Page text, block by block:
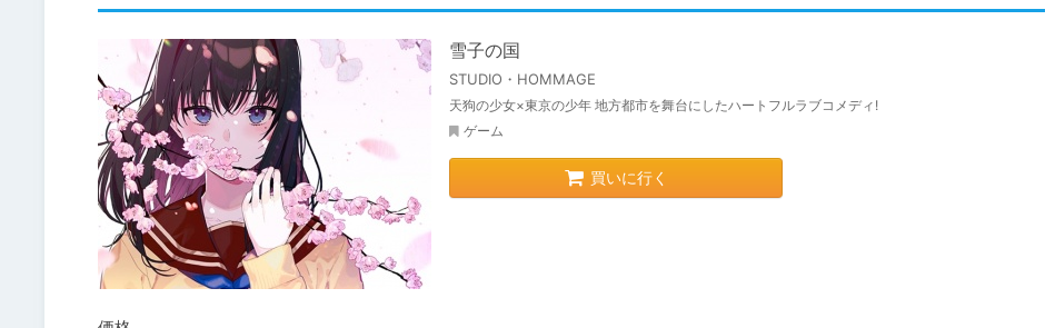
雪子の国
STUDIO・HOMMAGE
天狗の少女×東京の少年 地方都市を舞台にしたハートフルラブコメディ!
ゲーム
買いに行く